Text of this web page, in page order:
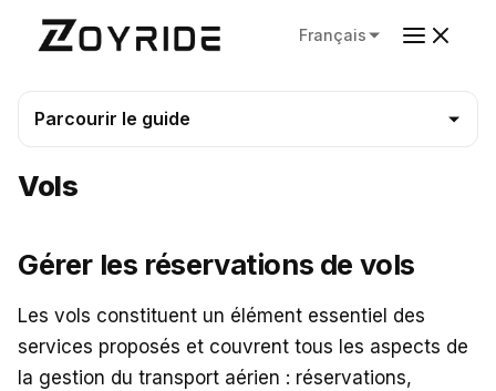
Français
Parcourir le guide
Vols
Gérer les réservations de vols
Les vols constituent un élément essentiel des
services proposés et couvrent tous les aspects de
la gestion du transport aérien : réservations,